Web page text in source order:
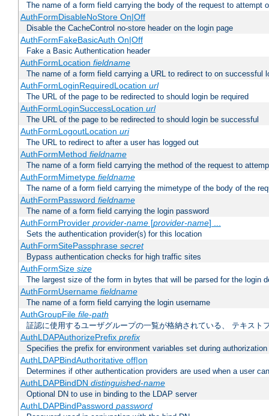
The name of a form field carrying the body of the request to attempt
AuthFormDisableNoStore On|Off
Disable the CacheControl no-store header on the login page
AuthFormFakeBasicAuth On|Off
Fake a Basic Authentication header
AuthFormLocation fieldname
The name of a form field carrying a URL to redirect to on successful
AuthFormLoginRequiredLocation url
The URL of the page to be redirected to should login be required
AuthFormLoginSuccessLocation url
The URL of the page to be redirected to should login be successful
AuthFormLogoutLocation uri
The URL to redirect to after a user has logged out
AuthFormMethod fieldname
The name of a form field carrying the method of the request to
AuthFormMimetype fieldname
The name of a form field carrying the mimetype of the body of the
AuthFormPassword fieldname
The name of a form field carrying the login password
AuthFormProvider provider-name[provider-name] ...
Sets the authentication provider(s) for this location
AuthFormSitePassphrase secret
Bypass authentication checks for high traffic sites
AuthFormSize size
The largest size of the form in bytes that will be parsed for the login
AuthFormUsername fieldname
The name of a form field carrying the login username
AuthGroupFile file-path
証認に使用するユーザグループの一覧が格納されている、 テキスト
AuthLDAPAuthorizePrefix prefix
Specifies the prefix for environment variables set during authorization
AuthLDAPBindAuthoritative off|on
Determines if other authentication providers are used when a user
AuthLDAPBindDN distinguished-name
Optional DN to use in binding to the LDAP server
AuthLDAPBindPassword password